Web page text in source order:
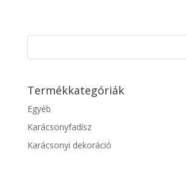
Termékkategóriák
Egyéb
Karácsonyfadísz
Karácsonyi dekoráció